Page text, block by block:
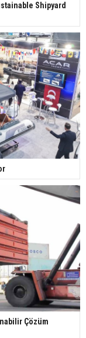
Shipyard
Çözüm